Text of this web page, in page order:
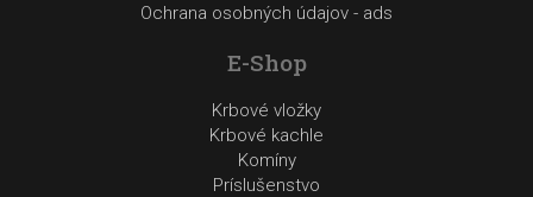
Ochrana osobných údajov - ads
E-Shop
Krbové vložky
Krbové kachle
Komíny
Príslušenstvo